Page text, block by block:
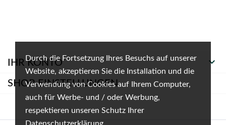
Durch die Fortsetzung Ihres Besuchs auf unserer
Website, akzeptieren Sie die Installation und die
Verwendung von Cookies auf Ihrem Computer,
auch für Werbe- und / oder Werbung,
respektieren unseren Schutz Ihrer
IHR KONTO 
SHOP-EINSTELLUNGEN